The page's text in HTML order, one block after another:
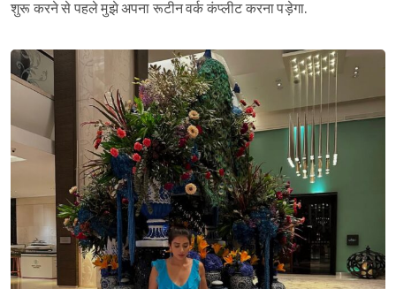
Sign in
शुरू करने से पहले मुझे अपना रूटीन वर्क कंप्लीट करना पड़ेगा.